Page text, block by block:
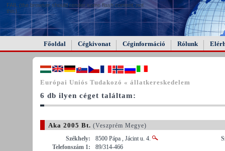
FAIL (the browser should render some flash content, not
this).
Főoldal Cégkivonat Céginformáció Rólunk
Európai Uniós Tudakozó « állatkereskedelem
6 db ilyen céget találtam:
Aka 2005 Bt. (Veszprém Megye)
Székhely:
8500 Pápa , Jácint u. 4.
Telefonszám 1:
89/314-466